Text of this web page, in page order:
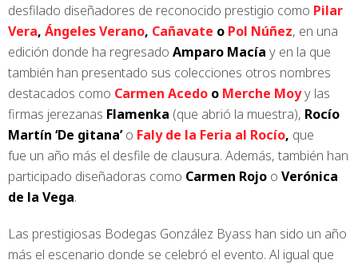
desfilado diseñadores de reconocido prestigio como Pilar
Vera, Ángeles Verano, Cañavate o Pol Núñez, en una
edición donde ha regresado Amparo Macía y en la que
también han presentado sus colecciones otros nombres
destacados como Carmen Acedo o Merche Moyy las
firmas jerezanas Flamenka (que abrió la muestra), Rocío
Martín ‘De gitana’o Faly de la Feria al Rocío, que
fue un año más el desfile de clausura. Además, también han
participado diseñadoras como Carmen Rojo o Verónica
de la Vega.
Las prestigiosas Bodegas González Byass han sido un año
más el escenario donde se celebró el evento. Al igual que